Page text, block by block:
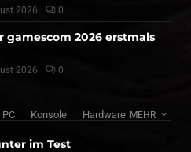
2026 0
gamescom 2026 erstmals
2026 0
PC Konsole Hardware MEHR
im Test